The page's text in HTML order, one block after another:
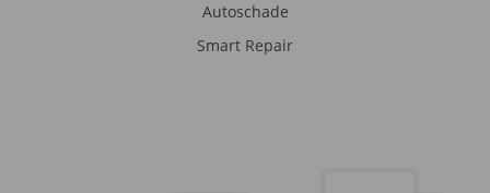
Autoschade
Smart Repair